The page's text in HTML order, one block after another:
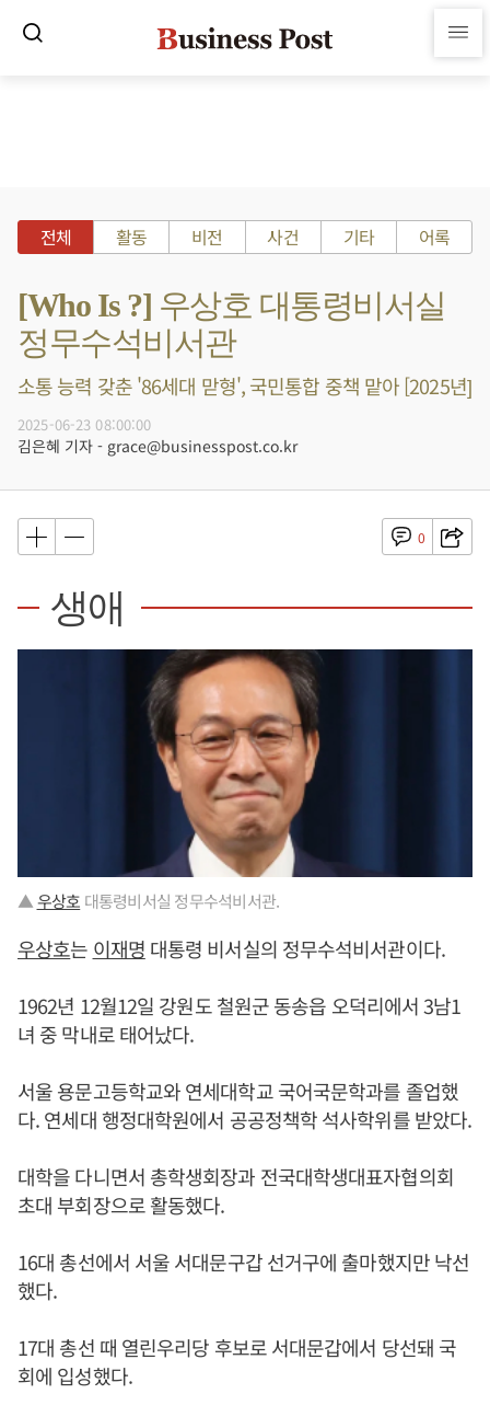
전체 활동 비전 사건 기타 어록
[Who Is ?] 우상호 대통령비서실
정무수석비서관
소통 능력 갖춘 '86세대 맏형', 국민통합 중책 맡아 [2025년]
2025-06-23 08:00:00
김은혜 기자 - grace@businesspost.co.kr
0
생애
▲우상호 대통령비서실 정무수석비서관.
우상호는 이재명 대통령 비서실의 정무수석비서관이다.
1962년 12월12일 강원도 철원군 동송읍 오덕리에서 3남1
녀 중 막내로 태어났다.
서울 용문고등학교와 연세대학교 국어국문학과를 졸업했
다. 연세대 행정대학원에서 공공정책학 석사학위를 받았다.
대학을 다니면서 총학생회장과 전국대학생대표자협의회
초대 부회장으로 활동했다.
16대 총선에서 서울 서대문구갑 선거구에 출마했지만 낙선
했다.
17대 총선 때 열린우리당 후보로 서대문갑에서 당선돼 국
회에 입성했다.